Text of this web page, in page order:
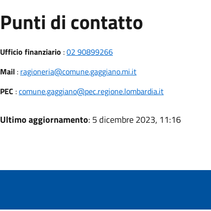
Punti di contatto
Ufficio finanziario :02 90899266
Mail: ragioneria@comune.gaggiano.mi.it
PEC :comune.gaggiano@pec.regione.lombardia.it
Ultimo aggiornamento: 5 dicembre 2023, 11:16